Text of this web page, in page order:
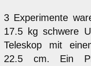
3 Experimente
17.5 kg schwere
Teleskop mit
22.5 cm. Ein